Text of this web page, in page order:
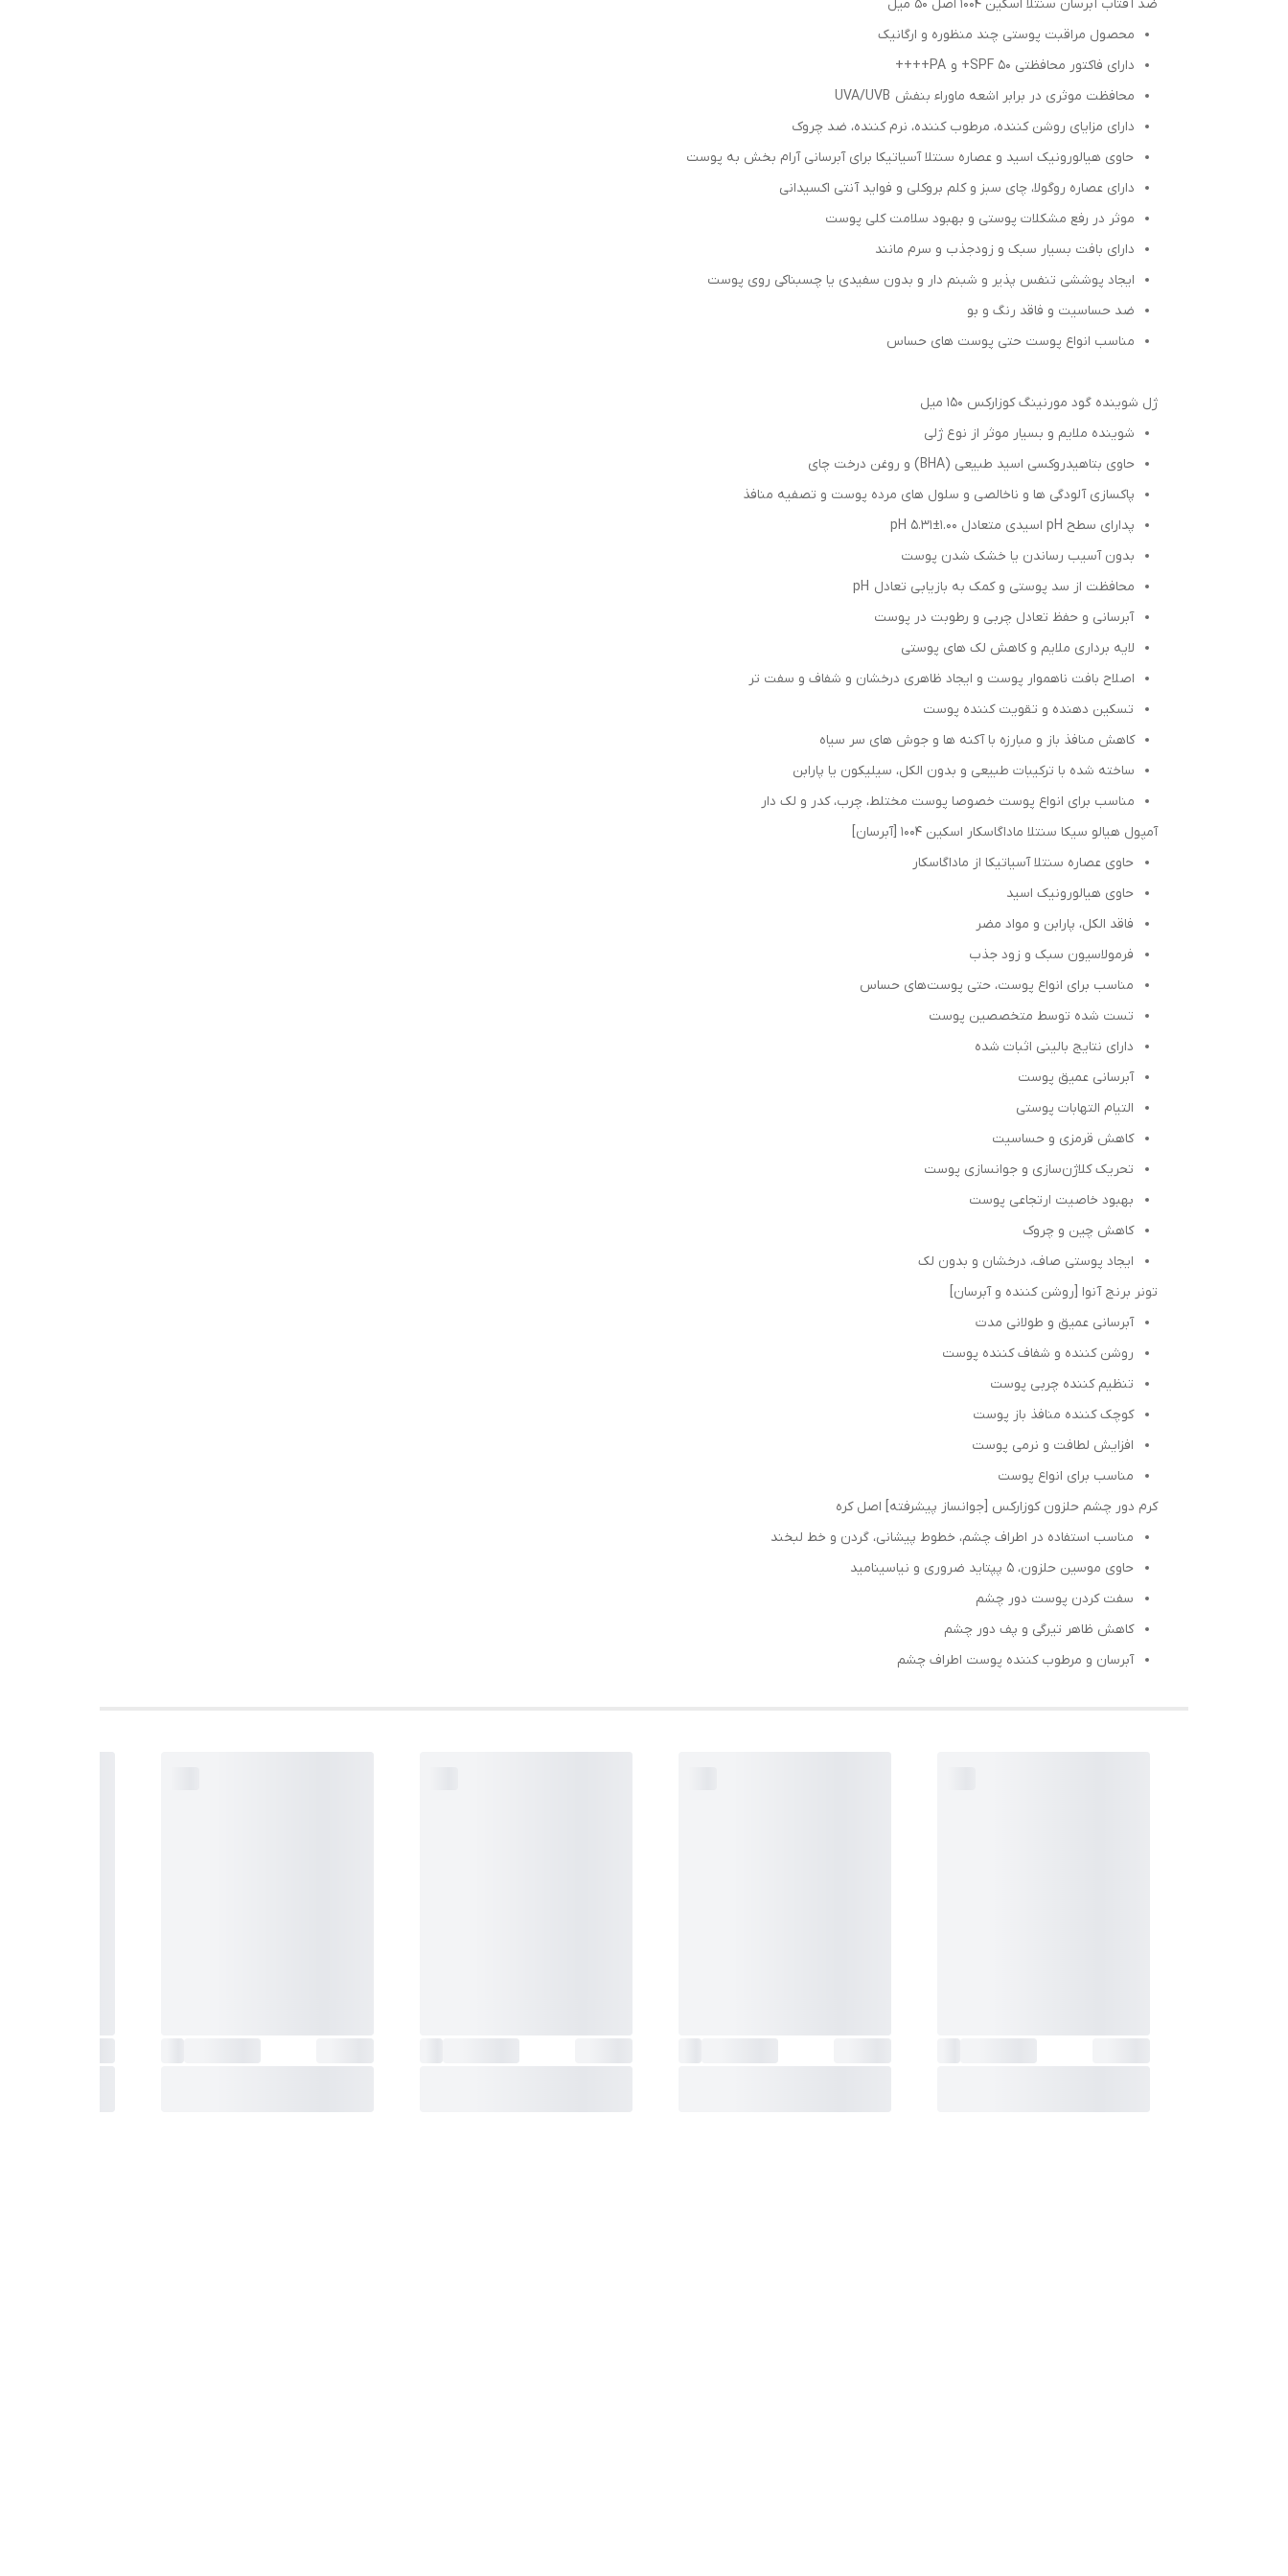
ضد آفتاب آبرسان سنتلا اسکین 1004 اصل ۵۰ میل
محصول مراقبت پوستی چند منظوره و ارگانیک
دارای فاکتور محافظتی SPF 50+ و PA++++
محافظت موثری در برابر اشعه ماوراء بنفش UVA/UVB
دارای مزایای روشن کننده، مرطوب کننده، نرم کننده، ضد چروک
حاوی هیالورونیک اسید و عصاره سنتلا آسیاتیکا برای آبرسانی آرام بخش به پوست
دارای عصاره روگولا، چای سبز و کلم بروکلی و فواید آنتی اکسیدانی
موثر در رفع مشکلات پوستی و بهبود سلامت کلی پوست
دارای بافت بسیار سبک و زودجذب و سرم مانند
ایجاد پوششی تنفس پذیر و شبنم دار و بدون سفیدی یا چسبناکی روی پوست
ضد حساسیت و فاقد رنگ و بو
مناسب انواع پوست حتی پوست های حساس
ژل شوینده گود مورنینگ کوزارکس 150 میل
شوینده ملایم و بسیار موثر از نوع ژلی
حاوی بتاهیدروکسی اسید طبیعی (BHA) و روغن درخت چای
پاکسازی آلودگی ها و ناخالصی و سلول های مرده پوست و تصفیه منافذ
پدارای سطح pH اسیدی متعادل pH 5.31±1.00
بدون آسیب رساندن یا خشک شدن پوست
محافظت از سد پوستی و کمک به بازیابی تعادل pH
آبرسانی و حفظ تعادل چربی و رطوبت در پوست
لایه برداری ملایم و کاهش لک های پوستی
اصلاح بافت ناهموار پوست و ایجاد ظاهری درخشان و شفاف و سفت تر
تسکین دهنده و تقویت کننده پوست
کاهش منافذ باز و مبارزه با آکنه ها و جوش های سر سیاه
ساخته شده با ترکیبات طبیعی و بدون الکل، سیلیکون یا پارابن
مناسب برای انواع پوست خصوصا پوست مختلط، چرب، کدر و لک دار
آمپول هیالو سیکا سنتلا ماداگاسکار اسکین ۱۰۰۴ [آبرسان]
حاوی عصاره سنتلا آسیاتیکا از ماداگاسکار
حاوی هیالورونیک اسید
فاقد الکل، پارابن و مواد مضر
فرمولاسیون سبک و زود جذب
مناسب برای انواع پوست، حتی پوست‌های حساس
تست شده توسط متخصصین پوست
دارای نتایج بالینی اثبات شده
آبرسانی عمیق پوست
التیام التهابات پوستی
کاهش قرمزی و حساسیت
تحریک کلاژن‌سازی و جوانسازی پوست
بهبود خاصیت ارتجاعی پوست
کاهش چین و چروک
ایجاد پوستی صاف، درخشان و بدون لک
تونر برنج آنوا [روشن کننده و آبرسان]
آبرسانی عمیق و طولانی مدت
روشن کننده و شفاف کننده پوست
تنظیم کننده چربی پوست
کوچک کننده منافذ باز پوست
افزایش لطافت و نرمی پوست
مناسب برای انواع پوست
کرم دور چشم حلزون کوزارکس [جوانساز پیشرفته] اصل کره
مناسب استفاده در اطراف چشم، خطوط پیشانی، گردن و خط لبخند
حاوی موسین حلزون، ۵ پپتاید ضروری و نیاسینامید
سفت کردن پوست دور چشم
کاهش ظاهر تیرگی و پف دور چشم
آبرسان و مرطوب کننده پوست اطراف چشم